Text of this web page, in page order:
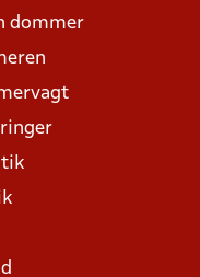
dommer